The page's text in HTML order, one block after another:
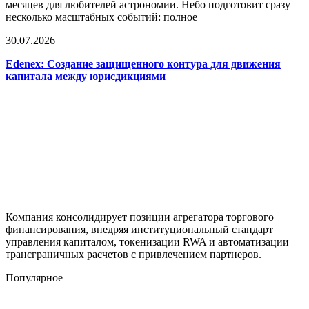
месяцев для любителей астрономии. Небо подготовит сразу
несколько масштабных событий: полное
30.07.2026
Edenex: Создание защищенного контура для движения
капитала между юрисдикциями
Компания консолидирует позиции агрегатора торгового
финансирования, внедряя институциональный стандарт
управления капиталом, токенизации RWA и автоматизации
трансграничных расчетов с привлечением партнеров.
Популярное